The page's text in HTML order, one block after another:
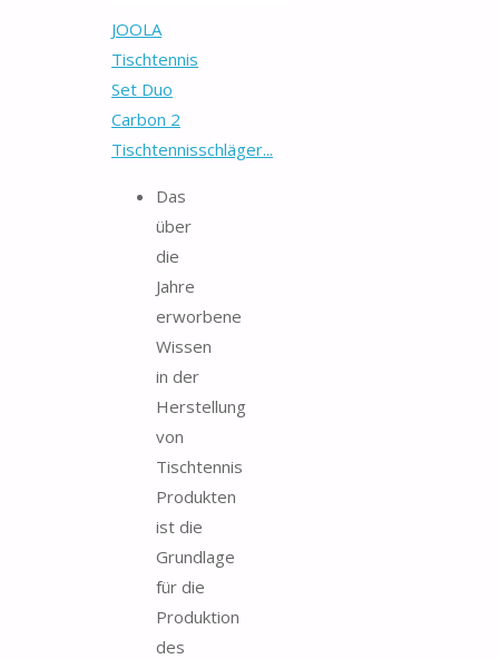
JOOLA
Tischtennis
Set Duo
Carbon 2
Tischtennisschläger...
Das
über
die
Jahre
erworbene
Wissen
in der
Herstellung
von
Tischtennis
Produkten
ist die
Grundlage
für die
Produktion
des